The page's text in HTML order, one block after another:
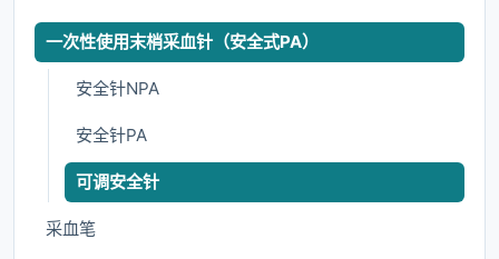
一次性使用末梢采血针（安全式PA）
安全针NPA
安全针PA
可调安全针
采血笔